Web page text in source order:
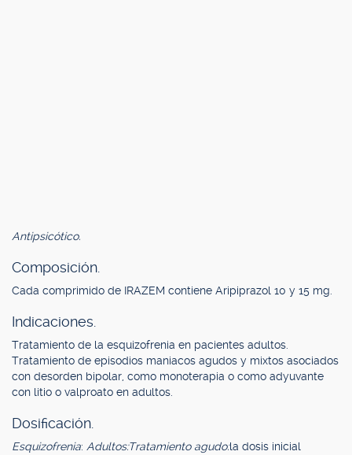
Antipsicótico.
Composición.
Cada comprimido de IRAZEM contiene Aripiprazol 10 y 15 mg.
Indicaciones.
Tratamiento de la esquizofrenia en pacientes adultos.
Tratamiento de episodios maniacos agudos y mixtos asociados
con desorden bipolar, como monoterapia o como adyuvante
con litio o valproato en adultos.
Dosificación.
Esquizofrenia: Adultos:Tratamiento agudo:la dosis inicial